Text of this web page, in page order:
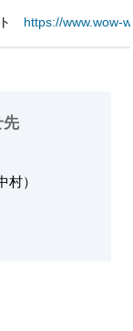
ト https://www.wow-
先
村）